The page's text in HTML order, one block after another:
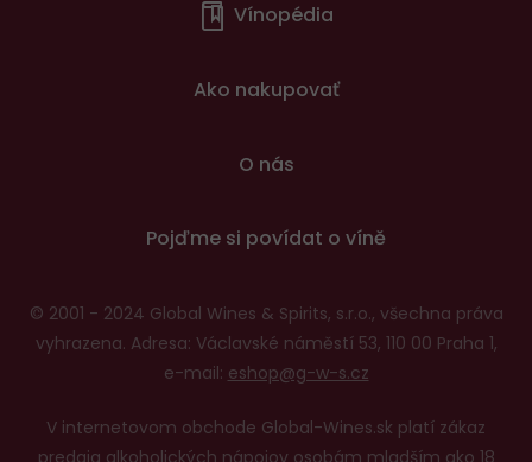
Vínopédia
Ako nakupovať
O nás
Pojďme si povídat o víně
© 2001 - 2024 Global Wines & Spirits, s.r.o., všechna práva
vyhrazena. Adresa: Václavské náměstí 53, 110 00 Praha 1,
e-mail: eshop@g-w-s.cz
V internetovom obchode Global-Wines.sk platí zákaz